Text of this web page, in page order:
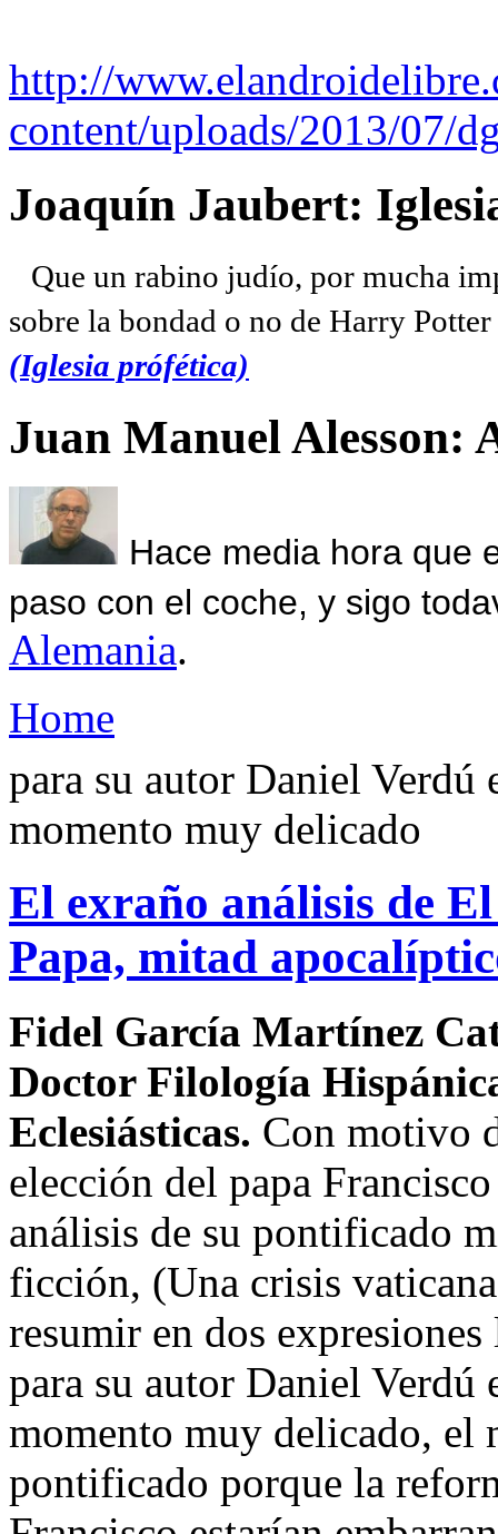
http://
content/uploads/2013/07/
Joaquín Jaubert:
Que un rabino judío, por mucha
sobre la bondad o no de Harry
(Iglesia prófética)
Juan Manuel Alesson:
Hace media hora que
paso con el coche, y sigo
Alemania.
Home
para su autor Daniel
momento muy delicado
El exraño análisis de
Papa, mitad
Fidel García Martínez
Doctor Filología
Eclesiásticas. Con motivo
elección del papa
análisis de su pontificado
ficción, (Una crisis
resumir en dos
para su autor Daniel
momento muy delicado, el
pontificado porque la